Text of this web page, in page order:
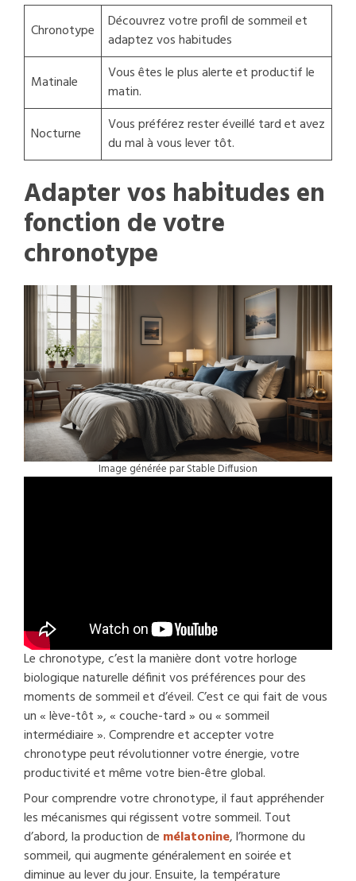
Chronotype
Découvrez votre profil de sommeil et
adaptez vos habitudes
Matinale
Vous êtes le plus alerte et productif le
matin.
Nocturne
Vous préférez rester éveillé tard et avez
du mal à vous lever tôt.
Adapter vos habitudes en
fonction de votre
chronotype
Image générée par Stable Diffusion
Le chronotype, c’est la manière dont votre horloge
biologique naturelle définit vos préférences pour des
moments de sommeil et d’éveil. C’est ce qui fait de vous
un « lève-tôt », « couche-tard » ou « sommeil
intermédiaire ». Comprendre et accepter votre
chronotype peut révolutionner votre énergie, votre
productivité et même votre bien-être global.
Pour comprendre votre chronotype, il faut appréhender
les mécanismes qui régissent votre sommeil. Tout
d’abord, la production de mélatonine, l’hormone du
sommeil, qui augmente généralement en soirée et
diminue au lever du jour. Ensuite, la température